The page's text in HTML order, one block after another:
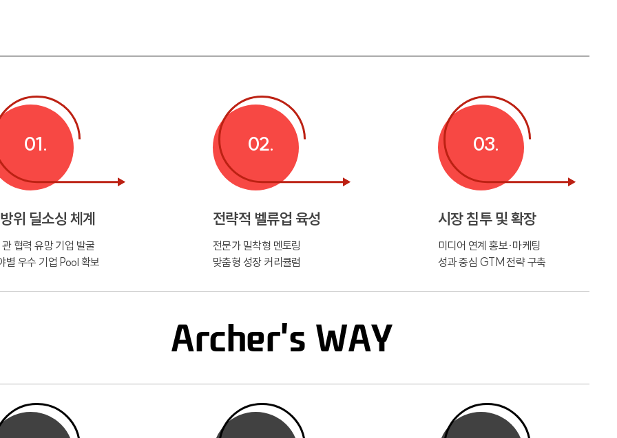
01.
위 딜소싱 체계
관 협력 유망 기업 발굴
별 우수 기업 Pool 확보
02.
전략적 벨류업 육성
전문가 밀착형 멘토링
맞춤형 성장 커리큘럼
03.
시장 침투 및 확장
미디어 연계 홍보·마케팅
성과 중심 GTM 전략 구축
Archer's WAY